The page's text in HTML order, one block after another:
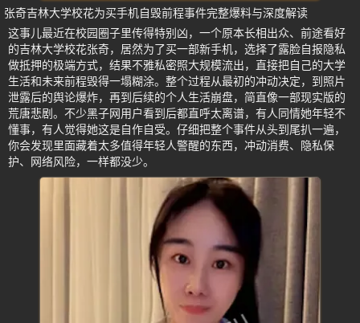
张奇吉林大学校花为买手机自毁前程事件完整爆料与深度解读
这事儿最近在校园圈子里传得特别凶，一个原本长相出众、前途看好
的吉林大学校花张奇，居然为了买一部新手机，选择了露脸自报隐私
做抵押的极端方式，结果不雅私密照大规模流出，直接把自己的大学
生活和未来前程毁得一塌糊涂。整个过程从最初的冲动决定，到照片
泄露后的舆论爆炸，再到后续的个人生活崩盘，简直像一部现实版的
荒唐悲剧。不少黑子网用户看到后都直呼太离谱，有人同情她年轻不
懂事，有人觉得她这是自作自受。仔细把整个事件从头到尾扒一遍，
你会发现里面藏着太多值得年轻人警醒的东西，冲动消费、隐私保
护、网络风险，一样都没少。